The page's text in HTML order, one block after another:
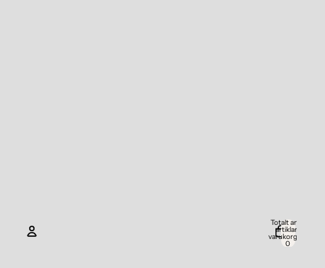
Totalt antal
artiklar i
varukorgen:
0